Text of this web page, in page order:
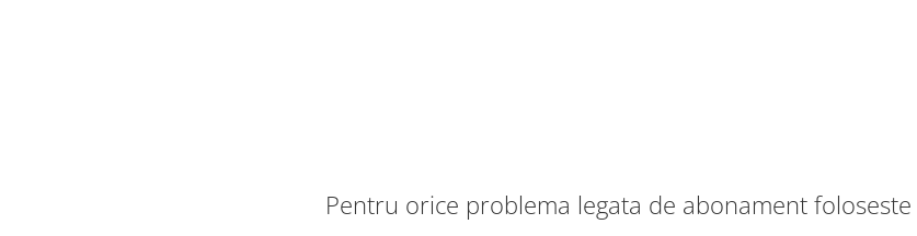
Pentru orice problema legata de abonament foloseste